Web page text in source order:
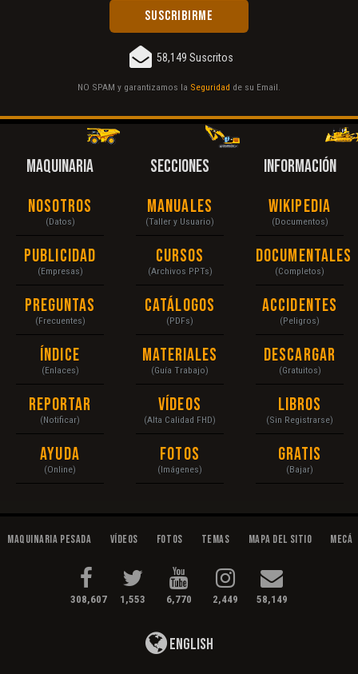
58,149 Suscritos
NO SPAM y garantizamos la Seguridad de su Email.
MAQUINARIA
Nosotros
(Datos)
Publicidad
(Empresas)
Preguntas
(Frecuentes)
Índice
(Enlaces)
Reportar
(Notificar)
Ayuda
(Online)
SECCIONES
Manuales
(Taller y Usuario)
Cursos
(Archivos PPTs)
Catálogos
(PDFs)
Materiales
(Guía Trabajo)
Vídeos
(Alta Calidad FHD)
Fotos
(Imágenes)
INFORMACIÓN
Wikipedia
(Documentos)
Documentales
(Completos)
Accidentes
(Peligros)
Descargar
(Gratuitos)
Libros
(Sin Registrarse)
Gratis
(Bajar)
Maquinaria Pesada Vídeos Fotos Temas Mapa del Sitio
308,607 1,553 6,770 2,449 58,149
English